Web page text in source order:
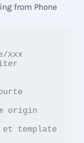
from Phone
xxx
origin